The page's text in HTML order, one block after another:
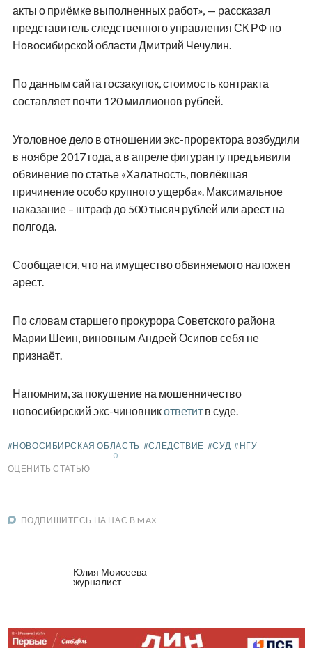
акты о приёмке выполненных работ», — рассказал
представитель следственного управления СК РФ по
Новосибирской области Дмитрий Чечулин.
По данным сайта госзакупок, стоимость контракта
составляет почти 120 миллионов рублей.
Уголовное дело в отношении экс-проректора возбудили
в ноябре 2017 года, а в апреле фигуранту предъявили
обвинение по статье «Халатность, повлёкшая
причинение особо крупного ущерба». Максимальное
наказание – штраф до 500 тысяч рублей или арест на
полгода.
Сообщается, что на имущество обвиняемого наложен
арест.
По словам старшего прокурора Советского района
Марии Шеин, виновным Андрей Осипов себя не
признаёт.
Напомним, за покушение на мошенничество
новосибирский экс-чиновникответитв суде.
#НОВОСИБИРСКАЯ ОБЛАСТЬ #СЛЕДСТВИЕ #СУД #НГУ
ОЦЕНИТЬ СТАТЬЮ
0
ПОДПИШИТЕСЬ НА НАС В MAX
Юлия Моисеева
журналист